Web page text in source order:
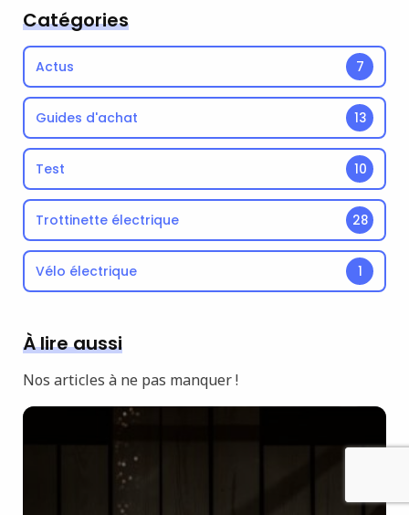
Catégories
Actus 7
Guides d'achat 13
Test 10
Trottinette électrique 28
Vélo électrique 1
À lire aussi
Nos articles à ne pas manquer !